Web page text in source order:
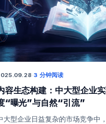
·3 分钟阅读
容生态构建：中大型企业
“曝光”与自然“引流”
大型企业日益复杂的市场竞争中